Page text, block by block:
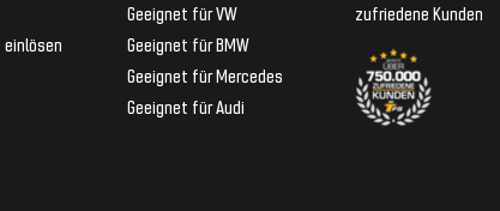
einlösen
Geeignet für VW
Geeignet für BMW
Geeignet für Mercedes
Geeignet für Audi
zufriedene Kunden